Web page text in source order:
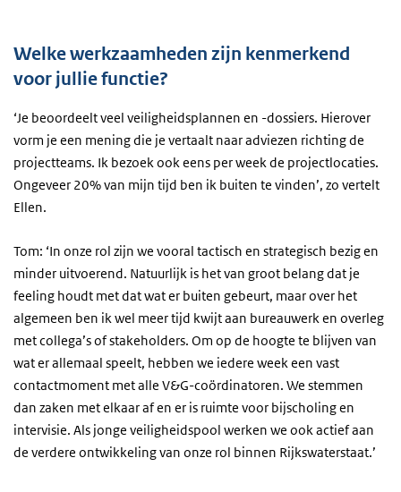
Welke werkzaamheden zijn kenmerkend
voor jullie functie?
‘Je beoordeelt veel veiligheidsplannen en -dossiers. Hierover
vorm je een mening die je vertaalt naar adviezen richting de
projectteams. Ik bezoek ook eens per week de projectlocaties.
Ongeveer 20% van mijn tijd ben ik buiten te vinden’, zo vertelt
Ellen.
Tom: ‘In onze rol zijn we vooral tactisch en strategisch bezig en
minder uitvoerend. Natuurlijk is het van groot belang dat je
feeling houdt met dat wat er buiten gebeurt, maar over het
algemeen ben ik wel meer tijd kwijt aan bureauwerk en overleg
met collega’s of stakeholders. Om op de hoogte te blijven van
wat er allemaal speelt, hebben we iedere week een vast
contactmoment met alle V&G-coördinatoren. We stemmen
dan zaken met elkaar af en er is ruimte voor bijscholing en
intervisie. Als jonge veiligheidspool werken we ook actief aan
de verdere ontwikkeling van onze rol binnen Rijkswaterstaat.’